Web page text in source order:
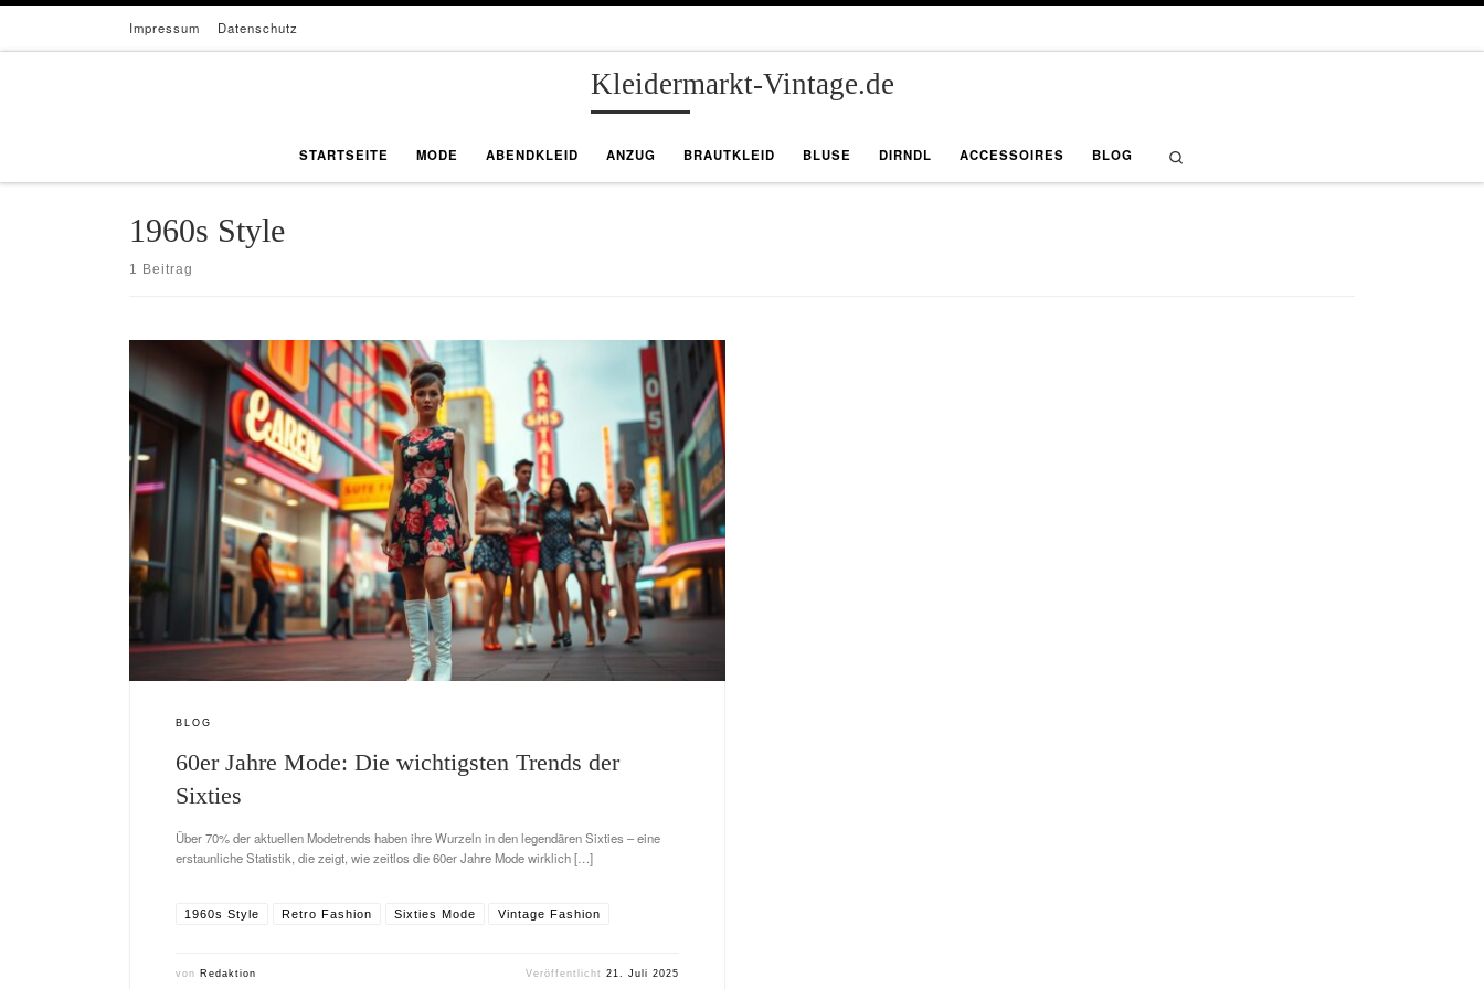
Zum Inhalt springenImpressum Datenschutz
Kleidermarkt-Vintage.de
STARTSEITE MODE ABENDKLEID ANZUG BRAUTKLEID BLUSE DIRNDL ACCESSOIRES BLOG
1960s Style
1 Beitrag
BLOG
60er Jahre Mode: Die wichtigsten Trends der
Sixties
Über 70% der aktuellen Modetrends haben ihre Wurzeln in den legendären Sixties – eine
erstaunliche Statistik, die zeigt, wie zeitlos die 60er Jahre Mode wirklich […]
1960s Style Retro Fashion Sixties Mode Vintage Fashion
von Redaktion Veröffentlicht 21. Juli 2025